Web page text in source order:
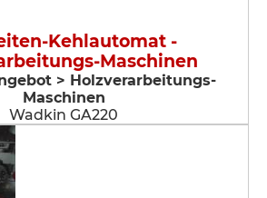
Kehlautomat -
Maschinen
> Holzverarbeitungs-
Maschinen
Wadkin GA220